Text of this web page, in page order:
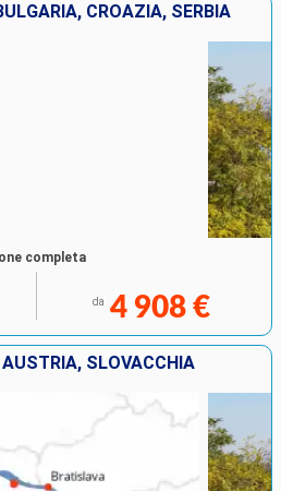
CROAZIA, SERBIA
completa
da 4 908 €
SLOVACCHIA